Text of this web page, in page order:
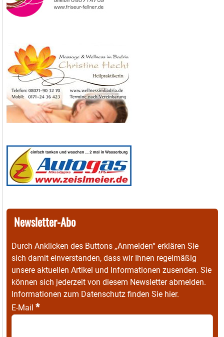
Newsletter-Abo
Durch Anklicken des Buttons „Anmelden“ erklären Sie
sich damit einverstanden, dass wir Ihnen regelmäßig
unsere aktuellen Artikel und Informationen zusenden. Sie
können sich jederzeit von diesem Newsletter abmelden.
Informationen zum Datenschutz finden Sie hier.
E-Mail *